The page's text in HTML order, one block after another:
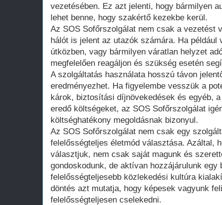
vezetésében. Ez azt jelenti, hogy bármilyen
lehet benne, hogy szakértő kezekbe kerül.
Az SOS Sofőrszolgálat nem csak a vezetést
hálót is jelent az utazók számára. Ha például
útközben, vagy bármilyen váratlan helyzet
megfelelően reagáljon és szükség esetén
A szolgáltatás használata hosszú távon
eredményezhet. Ha figyelembe vesszük a
károk, biztosítási díjnövekedések és egyéb,
eredő költségeket, az SOS Sofőrszolgálat
költséghatékony megoldásnak bizonyul.
Az SOS Sofőrszolgálat nem csak egy
felelősségteljes életmód választása. Azáltal,
választjuk, nem csak saját magunk és
gondoskodunk, de aktívan hozzájárulunk egy
felelősségteljesebb közlekedési kultúra
döntés azt mutatja, hogy képesek vagyunk
felelősségteljesen cselekedni.